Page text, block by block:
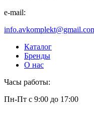
e-mail:
Каталог
Бренды
О нас
Часы работы:
Пн-Пт с 9:00 до 17:00